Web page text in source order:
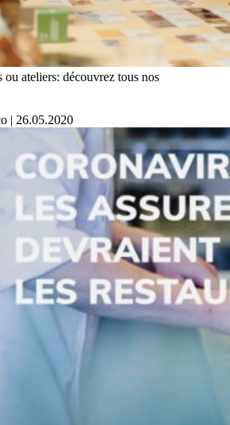
ateliers: découvrez tous nos
| 26.05.2020